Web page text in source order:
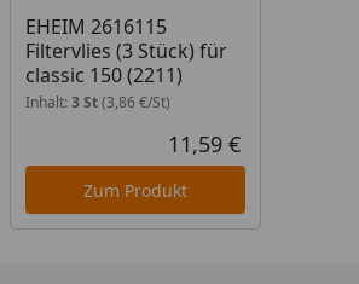
EHEIM 2616115
Filtervlies (3 Stück) für
classic 150 (2211)
Inhalt: 3 St(3,86 €/St)
Aktueller Preis
11,59 €
Zum Produkt